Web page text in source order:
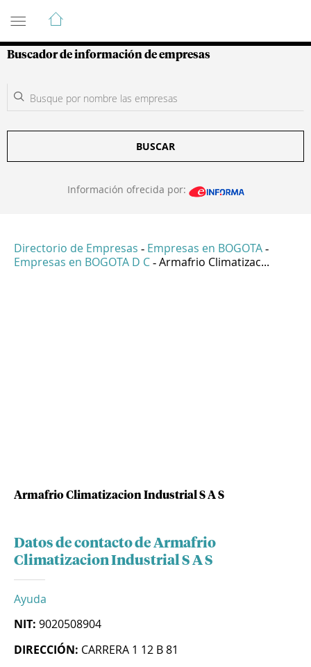
Guía de Empresas Colombianas
Buscador de información de empresas
BUSCAR
Información ofrecida por:
Directorio de Empresas - Empresas en BOGOTA -
Empresas en BOGOTA D C - Armafrio Climatizac...
Armafrio Climatizacion Industrial S A S
Datos de contacto de Armafrio
Climatizacion Industrial S A S
Ayuda
NIT: 9020508904
DIRECCIÓN: CARRERA 1 12 B 81